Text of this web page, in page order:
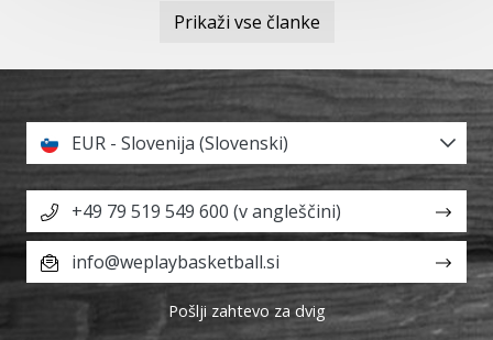
Prikaži vse članke
EUR - Slovenija (Slovenski)
+49 79 519 549 600 (v angleščini)
info@weplaybasketball.si
Pošlji zahtevo za dvig